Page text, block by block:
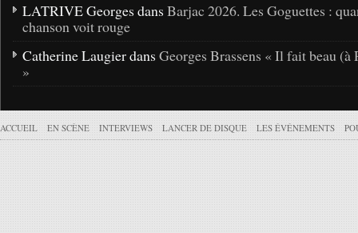
LATRIVE Georges dans Barjac 2026. Les Goguettes :
chanson voit rouge
Catherine Laugier dans Georges Brassens « Il fait beau (à
»
ACCUEIL EN SCÈNE INTERVIEWS LANCER DE DISQUE LES ÉVÉNEMENTS